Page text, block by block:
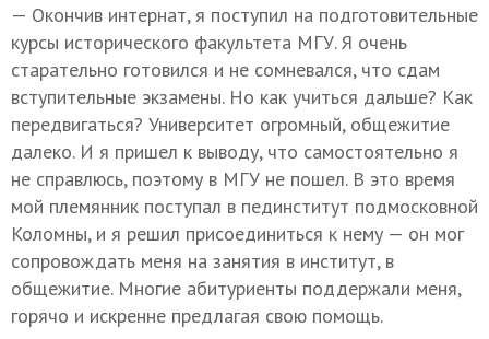
— Окончив интернат, я поступил на подготовительные
курсы исторического факультета МГУ. Я очень
старательно готовился и не сомневался, что сдам
вступительные экзамены. Но как учиться дальше? Как
передвигаться? Университет огромный, общежитие
далеко. И я пришел к выводу, что самостоятельно я
не справлюсь, поэтому в МГУ не пошел. В это время
мой племянник поступал в пединститут подмосковной
Коломны, и я решил присоединиться к нему — он мог
сопровождать меня на занятия в институт, в
общежитие. Многие абитуриенты поддержали меня,
горячо и искренне предлагая свою помощь.